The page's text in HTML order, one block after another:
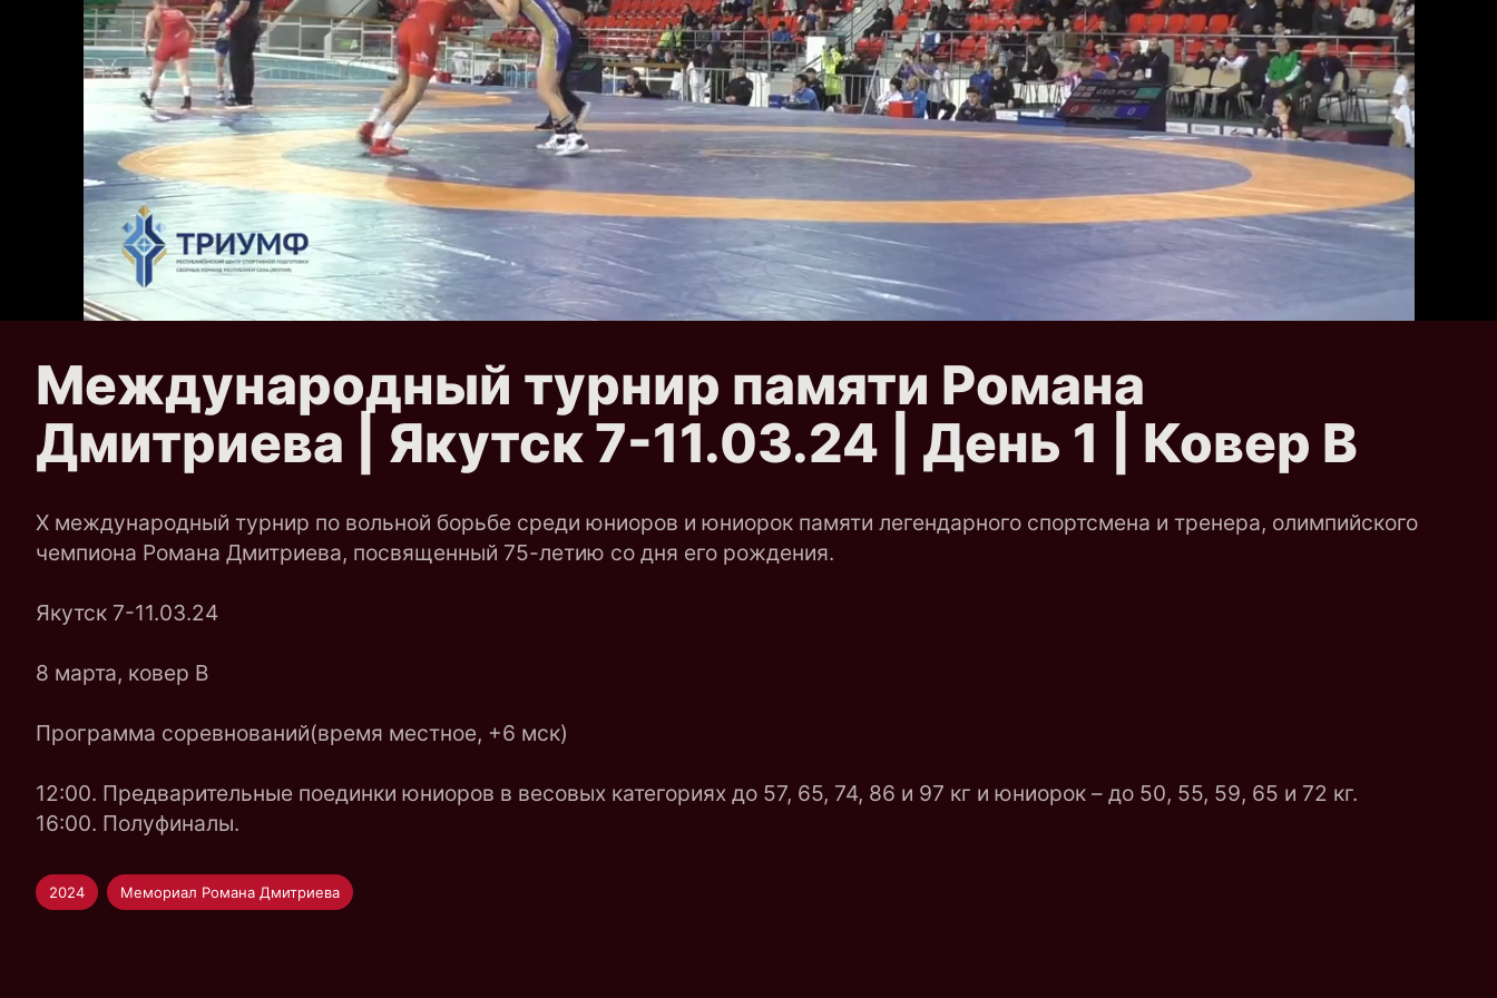
Международный турнир памяти Романа
Дмитриева | Якутск 7-11.03.24 | День 1 | Ковер B
X международный турнир по вольной борьбе среди юниоров и юниорок памяти легендарного спортсмена и тренера, олимпийского
чемпиона Романа Дмитриева, посвященный 75-летию со дня его рождения.
Якутск 7-11.03.24
8 марта, ковер B
Программа соревнований(время местное, +6 мск)
12:00. Предварительные поединки юниоров в весовых категориях до 57, 65, 74, 86 и 97 кг и юниорок – до 50, 55, 59, 65 и 72 кг.
16:00. Полуфиналы.
2024 Мемориал Романа Дмитриева